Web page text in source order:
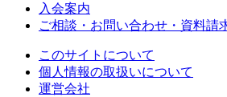
入会案内
ご相談・お問い合わせ・資料請
このサイトについて
個人情報の取扱いについて
運営会社